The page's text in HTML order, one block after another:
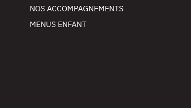
NOS ACCOMPAGNEMENTS
MENUS ENFANT